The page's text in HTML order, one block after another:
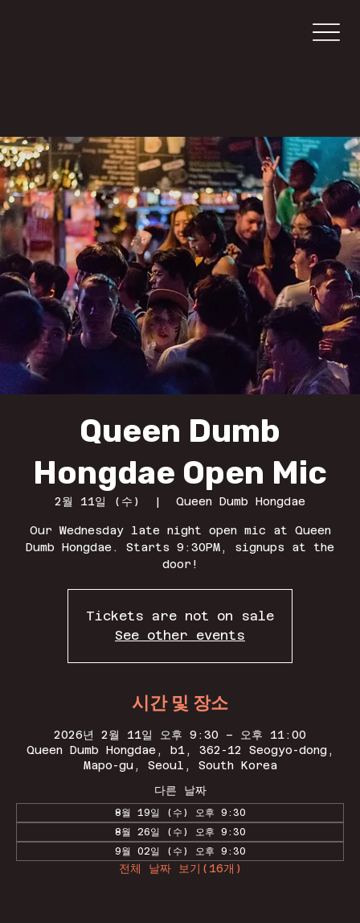
Queen Dumb
Hongdae Open Mic
2월 11일 (수)
  |
Queen Dumb Hongdae
Our Wednesday late night open mic at Queen
Dumb Hongdae. Starts 9:30PM, signups at the
door!
Tickets are not on sale
See other events
시간 및 장소
2026년 2월 11일 오후 9:30 – 오후 11:00
Queen Dumb Hongdae, b1, 362-12 Seogyo-dong,
Mapo-gu, Seoul, South Korea
다른 날짜
8월 19일 (수) 오후 9:30
8월 26일 (수) 오후 9:30
9월 02일 (수) 오후 9:30
전체 날짜 보기(16개)